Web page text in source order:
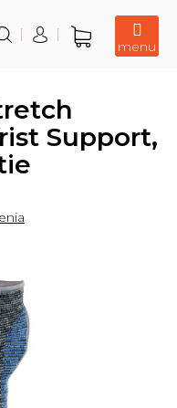
Nákupný
Support,